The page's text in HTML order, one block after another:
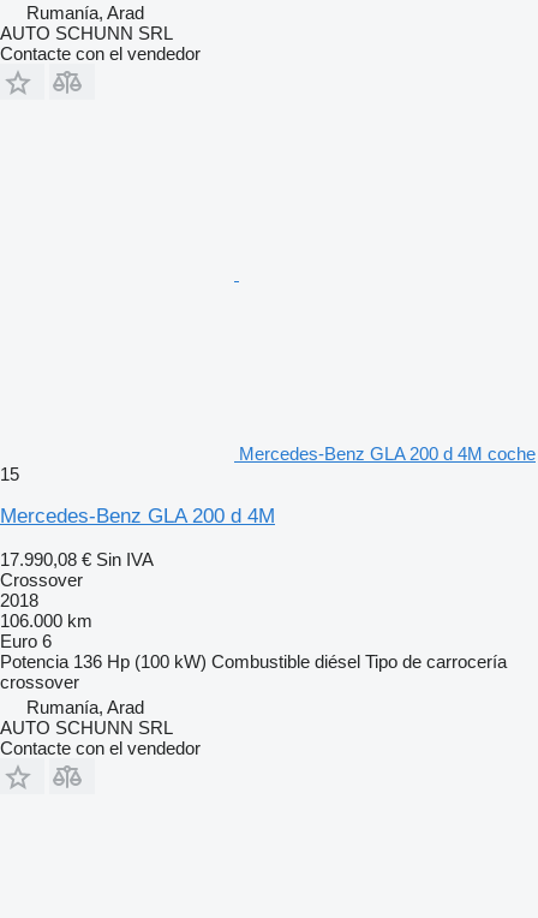
Rumanía, Arad
AUTO SCHUNN SRL
Contacte con el vendedor
Mercedes-Benz GLA 200 d 4M coche
15
Mercedes-Benz GLA 200 d 4M
17.990,08 € Sin IVA
Crossover
2018
106.000 km
Euro 6
Potencia 136 Hp (100 kW) Combustible diésel Tipo de carrocería
crossover
Rumanía, Arad
AUTO SCHUNN SRL
Contacte con el vendedor